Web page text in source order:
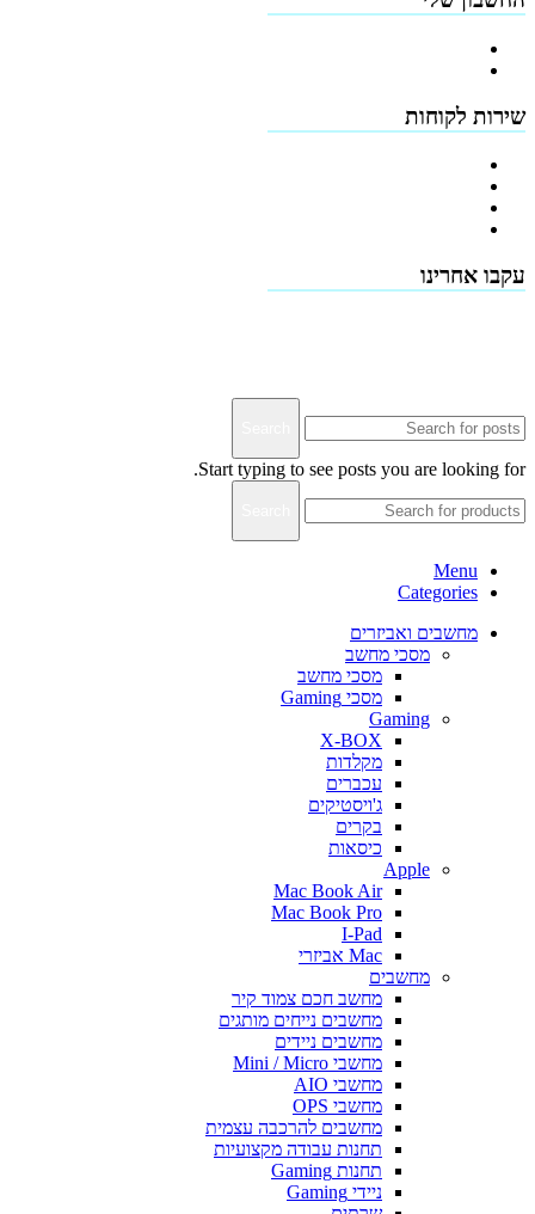
שירות לקוחות
עקבו אחרינו
Start typing to see posts you are looking for.
Menu
Categories
מחשבים ואביזרים
מסכי מחשב
מסכי מחשב
מסכי Gaming
Gaming
X-BOX
מקלדות
עכברים
ג'ויסטיקים
בקרים
כיסאות
Apple
Mac Book Air
Mac Book Pro
I-Pad
Mac אביזרי
מחשבים
מחשב חכם צמוד קיר
מחשבים נייחים מותגים
מחשבים ניידים
מחשבי Mini / Micro
מחשבי AIO
מחשבי OPS
מחשבים להרכבה עצמית
תחנות עבודה מקצועיות
תחנות Gaming
ניידי Gaming